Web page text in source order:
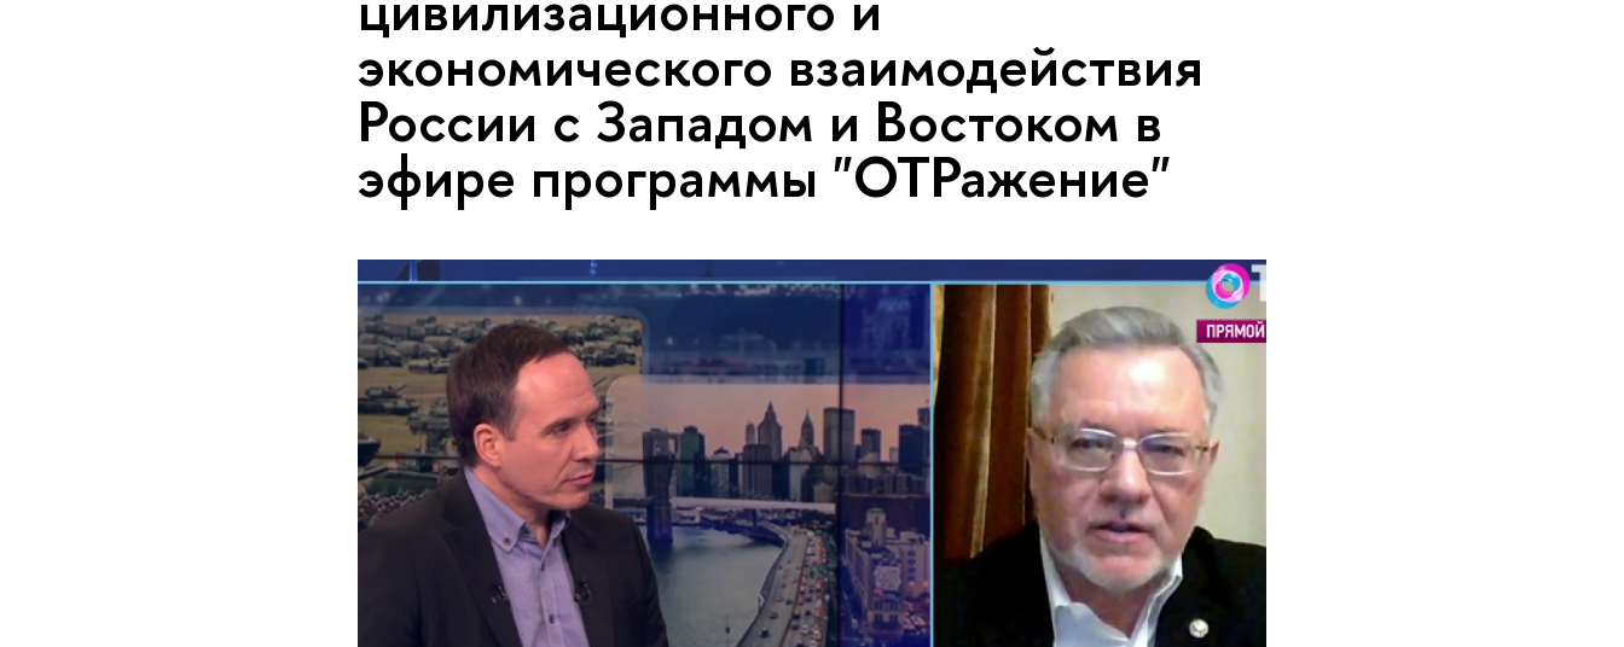
экономического взаимодействия
России с Западом и Востоком в
эфире программы "ОТРажение"